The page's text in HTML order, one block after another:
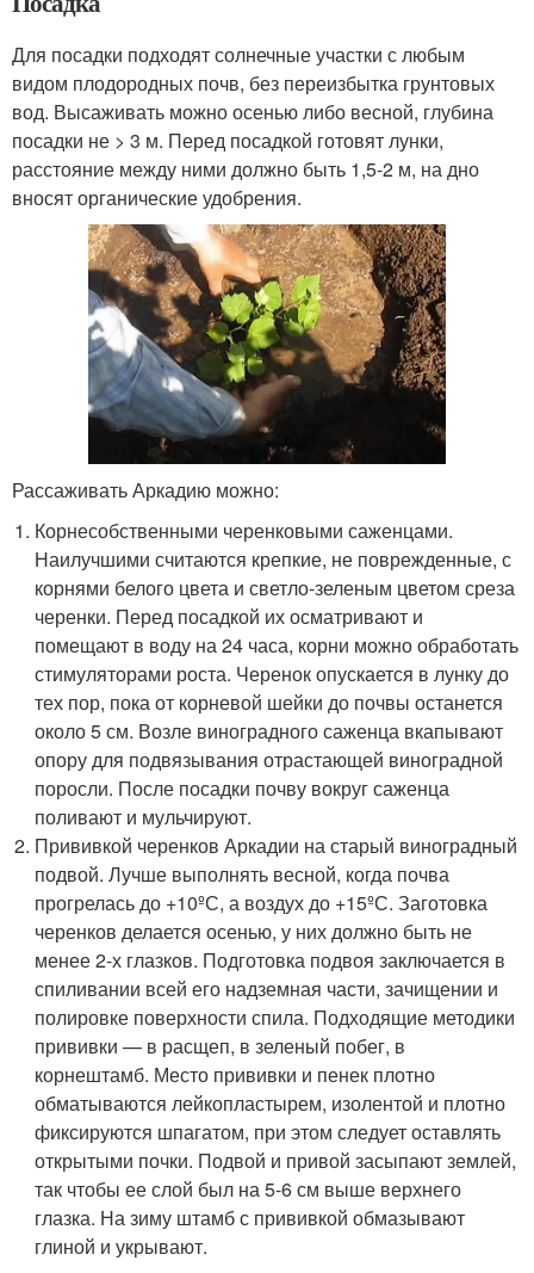
Для посадки подходят солнечные участки с любым
видом плодородных почв, без переизбытка грунтовых
вод. Высаживать можно осенью либо весной, глубина
посадки не > 3 м. Перед посадкой готовят лунки,
расстояние между ними должно быть 1,5-2 м, на дно
вносят органические удобрения.
Рассаживать Аркадию можно:
Корнесобственными черенковыми саженцами.
Наилучшими считаются крепкие, не поврежденные, с
корнями белого цвета и светло-зеленым цветом среза
черенки. Перед посадкой их осматривают и
помещают в воду на 24 часа, корни можно обработать
стимуляторами роста. Черенок опускается в лунку до
тех пор, пока от корневой шейки до почвы останется
около 5 см. Возле виноградного саженца вкапывают
опору для подвязывания отрастающей виноградной
поросли. После посадки почву вокруг саженца
поливают и мульчируют.
Прививкой черенков Аркадии на старый виноградный
подвой. Лучше выполнять весной, когда почва
прогрелась до +10ºС, а воздух до +15ºС. Заготовка
черенков делается осенью, у них должно быть не
менее 2-х глазков. Подготовка подвоя заключается в
спиливании всей его надземная части, зачищении и
полировке поверхности спила. Подходящие методики
прививки — в расщеп, в зеленый побег, в
корнештамб. Место прививки и пенек плотно
обматываются лейкопластырем, изолентой и плотно
фиксируются шпагатом, при этом следует оставлять
открытыми почки. Подвой и привой засыпают землей,
так чтобы ее слой был на 5-6 см выше верхнего
глазка. На зиму штамб с прививкой обмазывают
глиной и укрывают.